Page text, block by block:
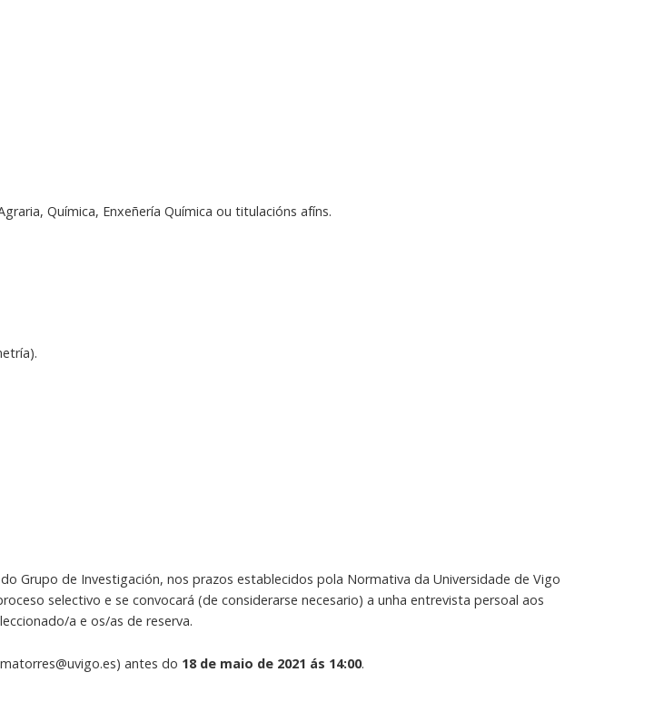
Química, Enxeñería Química ou titulacións afíns.
Grupo de Investigación, nos prazos establecidos pola Normativa da Universidade de Vigo
selectivo e se convocará (de considerarse necesario) a unha entrevista persoal aos
a e os/as de reserva.
antes do 18 de maio de 2021 ás 14:00.